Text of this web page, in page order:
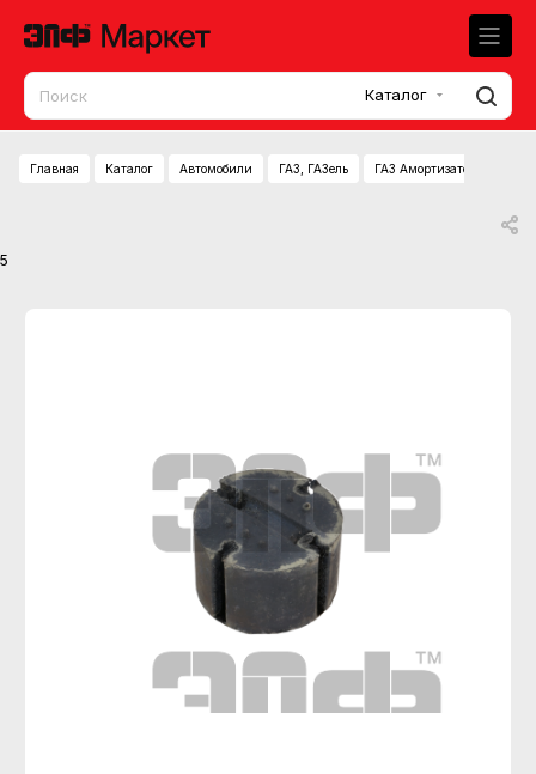
Каталог
Главная Каталог Автомобили ГАЗ, ГАЗель ГАЗ Амортизатор
5